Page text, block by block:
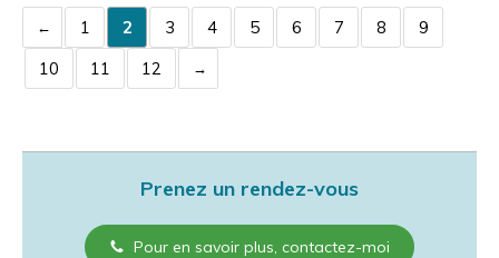
1 2 3 4 5 6 7 8
9
10
11 12
Prenez un rendez-vous
Pour en savoir plus, contactez-moi